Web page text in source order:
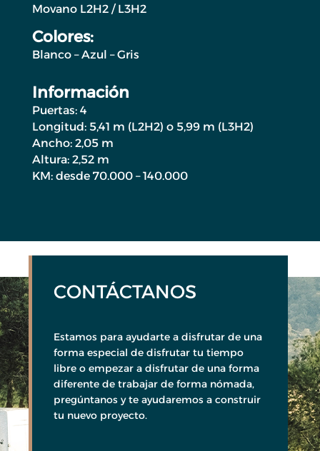
Movano L2H2 / L3H2
Colores:
Blanco – Azul – Gris
Información
Puertas: 4
Longitud: 5,41 m (L2H2) o 5,99 m (L3H2)
Ancho: 2,05 m
Altura: 2,52 m
KM: desde 70.000 – 140.000
CONTÁCTANOS
Estamos para ayudarte a disfrutar de una
forma especial de disfrutar tu tiempo
libre o empezar a disfrutar de una forma
diferente de trabajar de forma nómada,
pregúntanos y te ayudaremos a construir
tu nuevo proyecto.